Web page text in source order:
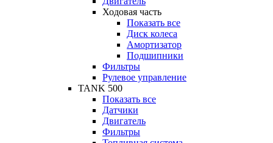
Ходовая часть
Показать все
Диск колеса
Амортизатор
Подшипники
Фильтры
Рулевое управление
TANK 500
Показать все
Датчики
Двигатель
Фильтры